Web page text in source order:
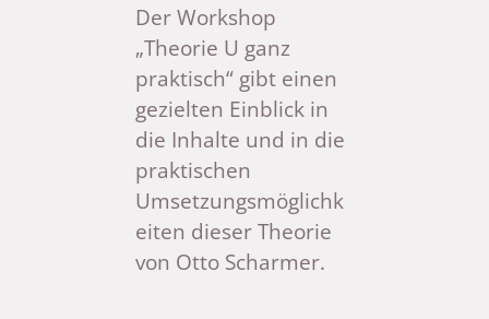
Der Workshop
„Theorie U ganz
praktisch“ gibt einen
gezielten Einblick in
die Inhalte und in die
praktischen
Umsetzungsmöglichk
eiten dieser Theorie
von Otto Scharmer.